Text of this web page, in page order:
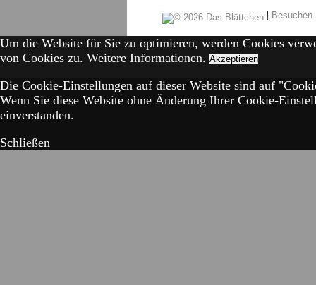
|
Um die Website für Sie zu optimieren, werden Cookies
von Cookies zu. Weitere Informationen. Akzeptieren
Die Cookie-Einstellungen auf dieser Website sind auf
Wenn Sie diese Website ohne Änderung Ihrer Cookie-
einverstanden.
Schließen